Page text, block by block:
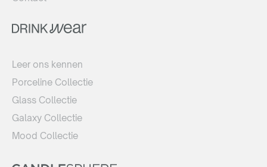
Leer ons kennen
Porceline Collectie
Glass Collectie
Galaxy Collectie
Mood Collectie